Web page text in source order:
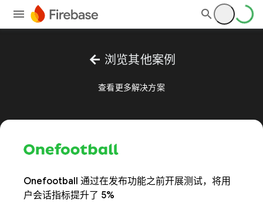
arrow_back 浏览其他案例
查看更多解决方案
Onefootball 通过在发布功能之前开展测试，将用
户会话指标提升了 5%